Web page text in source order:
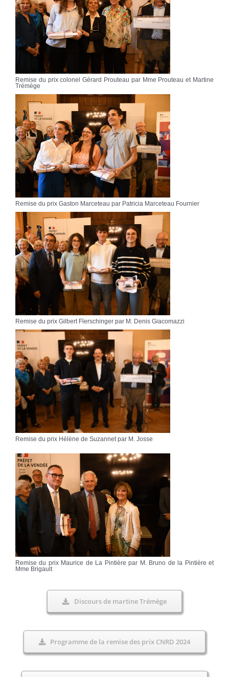
Remise du prix colonel Gérard Prouteau par Mme Prouteau et Martine
Trémège
Remise du prix Gaston Marceteau par Patricia Marceteau Fournier
Remise du prix Gilbert Flerschinger par M. Denis Giacomazzi
Remise du prix Hélène de Suzannet par M. Josse
Remise du prix Maurice de La Pintière par M. Bruno de la Pintière et
Mme Brigault
Discours de martine Trémège
Programme de la remise des prix CNRD 2024